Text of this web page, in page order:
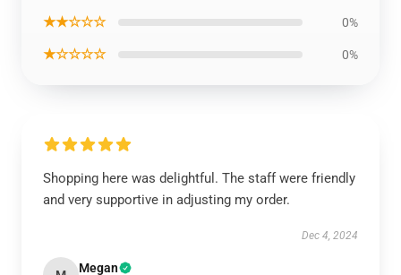
★★☆☆☆ 0%
★☆☆☆☆ 0%
Shopping here was delightful. The staff were friendly
and very supportive in adjusting my order.
Dec 4, 2024
Megan